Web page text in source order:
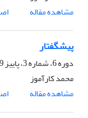
مشاهده مقاله
پیشگفتار
دوره 6، شماره 3، پاییز 1389، صفحه
محمد کارآموز
مشاهده مقاله